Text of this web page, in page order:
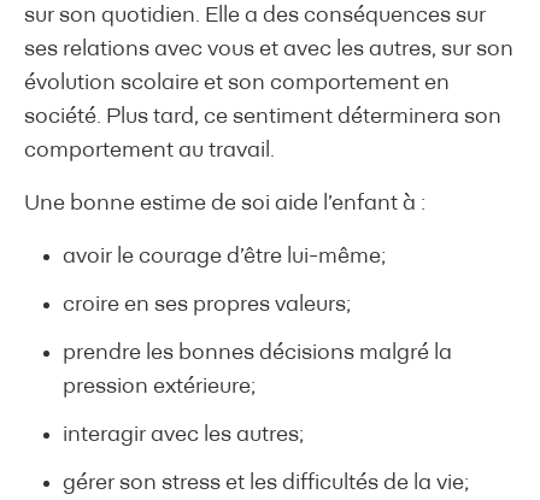
sur son quotidien. Elle a des conséquences sur
ses relations avec vous et avec les autres, sur son
évolution scolaire et son comportement en
société. Plus tard, ce sentiment déterminera son
comportement au travail.
Une bonne estime de soi aide l’enfant à :
avoir le courage d’être lui-même;
croire en ses propres valeurs;
prendre les bonnes décisions malgré la
pression extérieure;
interagir avec les autres;
gérer son stress et les difficultés de la vie;